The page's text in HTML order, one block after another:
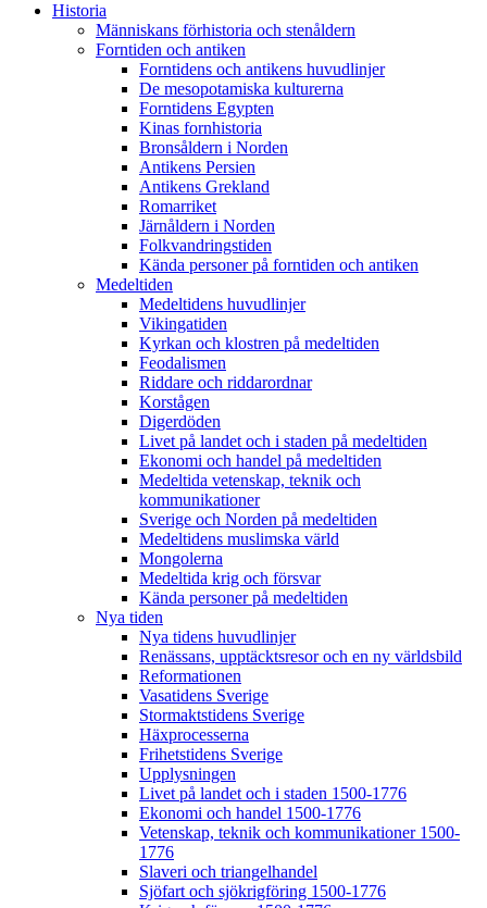
Historia
Människans förhistoria och stenåldern
Forntiden och antiken
Forntidens och antikens huvudlinjer
De mesopotamiska kulturerna
Forntidens Egypten
Kinas fornhistoria
Bronsåldern i Norden
Antikens Persien
Antikens Grekland
Romarriket
Järnåldern i Norden
Folkvandringstiden
Kända personer på forntiden och antiken
Medeltiden
Medeltidens huvudlinjer
Vikingatiden
Kyrkan och klostren på medeltiden
Feodalismen
Riddare och riddarordnar
Korstågen
Digerdöden
Livet på landet och i staden på medeltiden
Ekonomi och handel på medeltiden
Medeltida vetenskap, teknik och
kommunikationer
Sverige och Norden på medeltiden
Medeltidens muslimska värld
Mongolerna
Medeltida krig och försvar
Kända personer på medeltiden
Nya tiden
Nya tidens huvudlinjer
Renässans, upptäcktsresor och en ny världsbild
Reformationen
Vasatidens Sverige
Stormaktstidens Sverige
Häxprocesserna
Frihetstidens Sverige
Upplysningen
Livet på landet och i staden 1500-1776
Ekonomi och handel 1500-1776
Vetenskap, teknik och kommunikationer 1500-
1776
Slaveri och triangelhandel
Sjöfart och sjökrigföring 1500-1776